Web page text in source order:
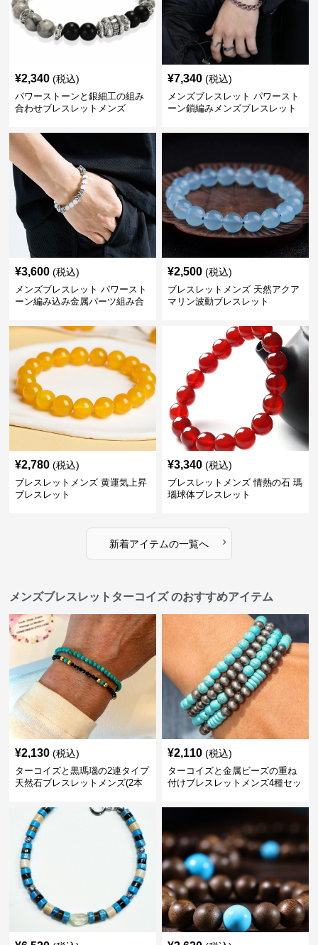
¥2,340 (税込)
パワーストーンと銀細工の組み
合わせブレスレットメンズ
¥7,340 (税込)
メンズブレスレット パワースト
ーン鎖編みメンズブレスレット
¥3,600 (税込)
メンズブレスレット パワースト
ーン編み込み金属パーツ組み合
¥2,500 (税込)
ブレスレットメンズ 天然アクア
マリン波動ブレスレット
¥2,780 (税込)
ブレスレットメンズ 黄運気上昇
ブレスレット
¥3,340 (税込)
ブレスレットメンズ 情熱の石 瑪
瑙球体ブレスレット
新着アイテムの一覧へ ›
メンズブレスレットターコイズ のおすすめアイテム
¥2,130 (税込)
ターコイズと黒瑪瑙の2連タイプ
天然石ブレスレットメンズ(2本
¥2,110 (税込)
ターコイズと金属ビーズの重ね
付けブレスレットメンズ4種セッ